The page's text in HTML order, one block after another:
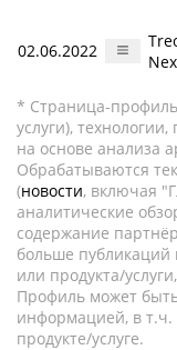
02.06.2022
* Страница-
услуги),
на основе анализа
Обрабатываются
(новости, включая
аналитические
содержание
больше
или продукта/
Профиль может
информацией, в
продукте/услуге.